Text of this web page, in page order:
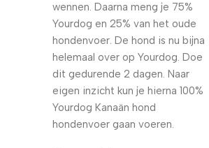
wennen. Daarna meng je 75%
Yourdog en 25% van het oude
hondenvoer. De hond is nu bijna
helemaal over op Yourdog. Doe
dit gedurende 2 dagen. Naar
eigen inzicht kun je hierna 100%
Yourdog Kanaän hond
hondenvoer gaan voeren.